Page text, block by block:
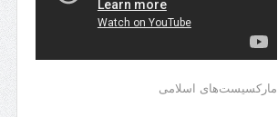
مارکسیست‌های اسلامی